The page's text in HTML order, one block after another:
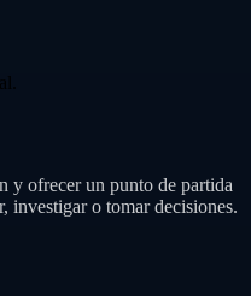
y ofrecer un punto de partida
investigar o tomar decisiones.